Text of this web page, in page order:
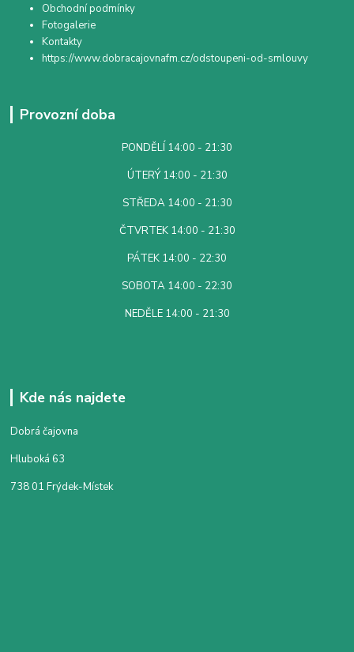
Obchodní podmínky
Fotogalerie
Kontakty
https://www.dobracajovnafm.cz/odstoupeni-od-smlouvy
Provozní doba
PONDĚLÍ 14:00 - 21:30
ÚTERÝ 14:00 - 21:30
STŘEDA 14:00 - 21:30
ČTVRTEK 14:00 - 21:30
PÁTEK 14:00 - 22:30
SOBOTA 14:00 - 22:30
NEDĚLE 14:00 - 21:30
Kde nás najdete
Dobrá čajovna
Hluboká 63
738 01 Frýdek-Místek